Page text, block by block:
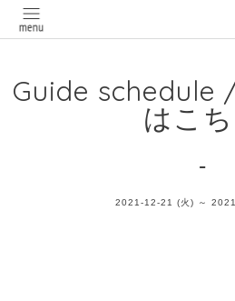
Guide schedule
はこ
-
2021-12-21 (火) ～